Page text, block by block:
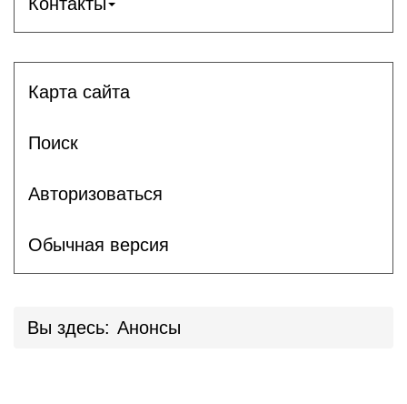
Карта сайта
Поиск
Авторизоваться
Обычная версия
Вы здесь: Анонсы